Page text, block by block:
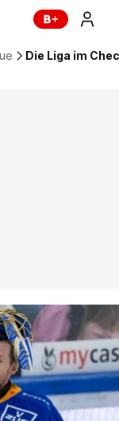
Die Liga im